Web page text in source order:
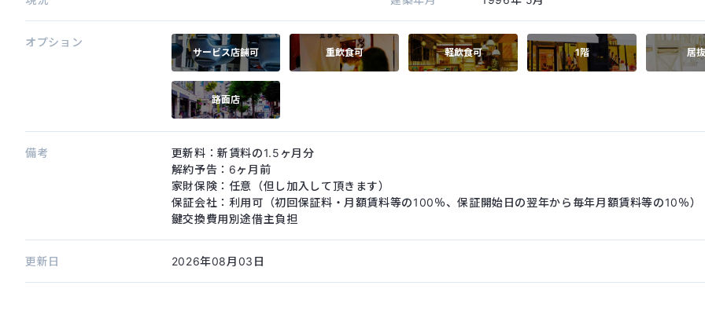
オプション
サービス店舗可 重飲食可 軽飲食可 1階 居
路面店
備考
更新料：新賃料の1.5ヶ月分
解約予告：6ヶ月前
家財保険：任意（但し加入して頂きます）
保証会社：利用可（初回保証料・月額賃料等の100％、保証開始日の翌年から毎年月額賃料等の10％）
鍵交換費用別途借主負担
更新日 2026年08月03日